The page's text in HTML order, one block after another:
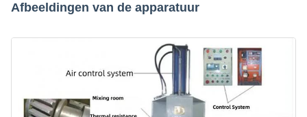
Afbeeldingen van de apparatuur